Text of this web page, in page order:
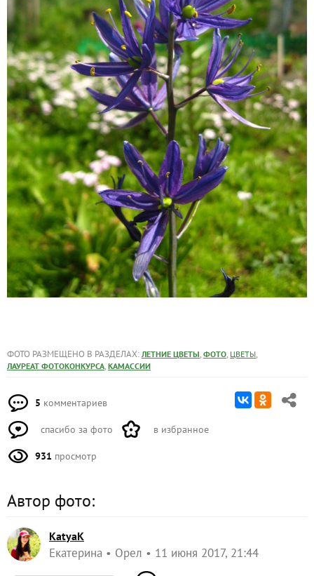
ФОТО РАЗМЕЩЕНО В РАЗДЕЛАХ: ЛЕТНИЕ ЦВЕТЫ, ФОТО, ЦВЕТЫ,
ЛАУРЕАТ ФОТОКОНКУРСА, КАМАССИИ
5 комментариев
спасибо за фото в избранное
931 просмотр
Автор фото:
KatyaK
Екатерина Орел 11 июня 2017, 21:44